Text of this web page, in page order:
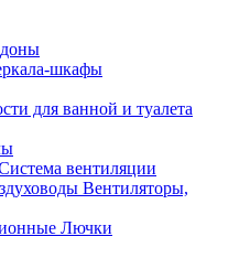
шкафы
для ванной и туалета
вентиляции
Вентиляторы,
Лючки